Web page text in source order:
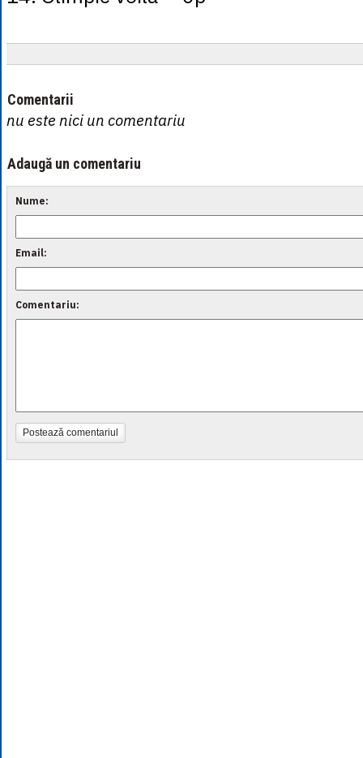
Comentarii
nu este nici un comentariu
Adaugă un comentariu
Nume:
Email:
Comentariu:
Postează comentariul